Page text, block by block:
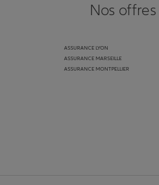
Nos
ASSURANCE LYON
ASSURANCE MARSEILLE
ASSURANCE MONTPELLIER